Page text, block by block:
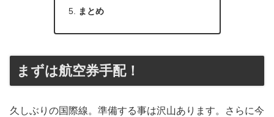
まとめ
まずは航空券手配！
久しぶりの国際線。準備する事は沢山あります。さらに今